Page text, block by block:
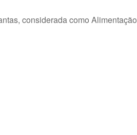
considerada como Alimentação